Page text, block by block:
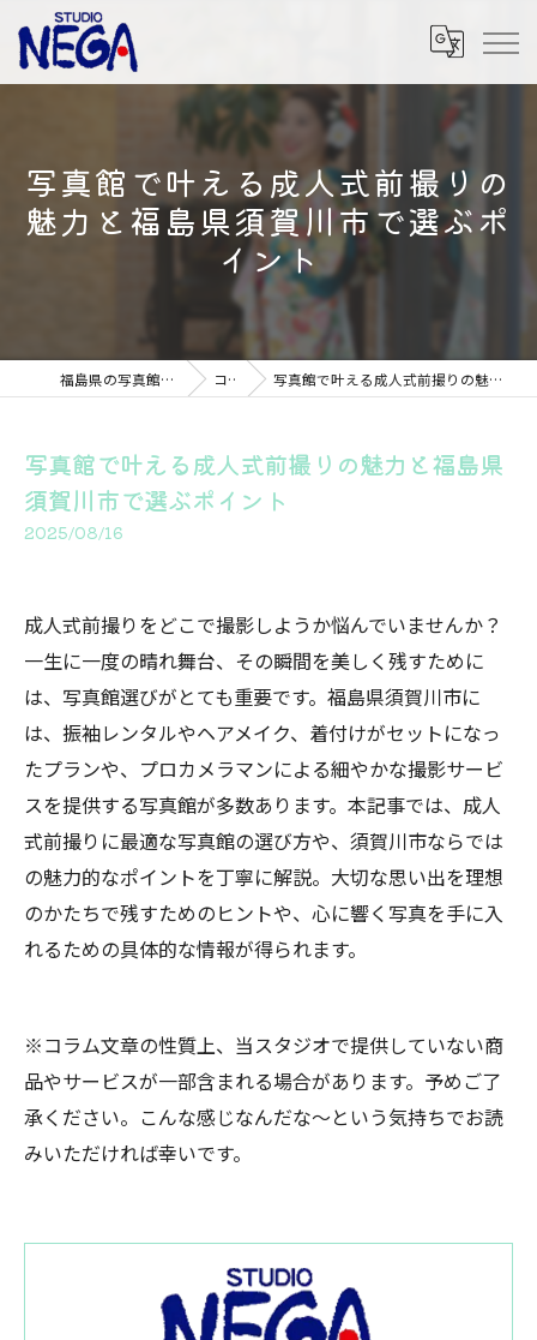
写真館で叶える成人式前撮りの
魅力と福島県須賀川市で選ぶポ
イント
福島県の写真館ならSTUDIO NEGA コラム 写真館で叶える成人式前撮りの魅力と福島県須賀川市で選ぶポイント
写真館で叶える成人式前撮りの魅力と福島県
須賀川市で選ぶポイント
2025/08/16
成人式前撮りをどこで撮影しようか悩んでいませんか？
一生に一度の晴れ舞台、その瞬間を美しく残すために
は、写真館選びがとても重要です。福島県須賀川市に
は、振袖レンタルやヘアメイク、着付けがセットになっ
たプランや、プロカメラマンによる細やかな撮影サービ
スを提供する写真館が多数あります。本記事では、成人
式前撮りに最適な写真館の選び方や、須賀川市ならでは
の魅力的なポイントを丁寧に解説。大切な思い出を理想
のかたちで残すためのヒントや、心に響く写真を手に入
れるための具体的な情報が得られます。
※コラム文章の性質上、当スタジオで提供していない商
品やサービスが一部含まれる場合があります。予めご了
承ください。こんな感じなんだな～という気持ちでお読
みいただければ幸いです。